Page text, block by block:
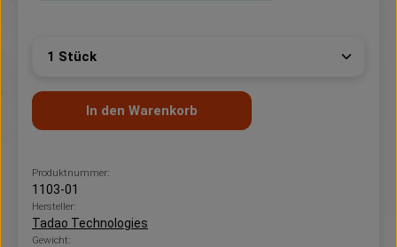
Produkt Anzahl: Gib den gewünschten Wert ein
In den Warenkorb
Produktnummer:
1103-01
Hersteller:
Tadao Technologies
Gewicht: